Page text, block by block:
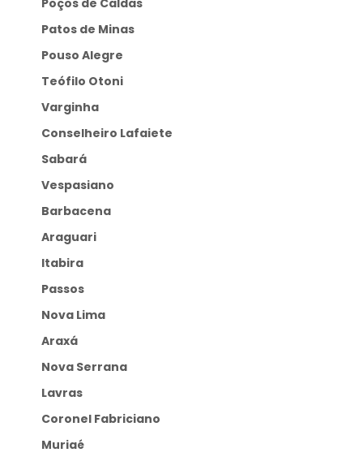
Patos de Minas
Pouso Alegre
Teófilo Otoni
Varginha
Conselheiro Lafaiete
Sabará
Vespasiano
Barbacena
Araguari
Itabira
Passos
Nova Lima
Araxá
Nova Serrana
Lavras
Coronel Fabriciano
Muriaé